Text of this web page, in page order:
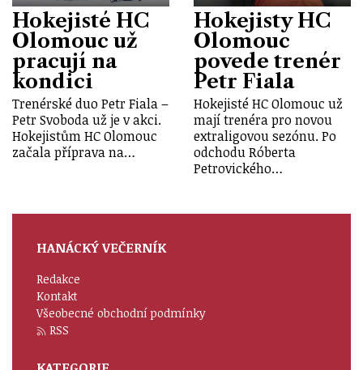
Hokejisté HC
Olomouc už
pracují na
kondici
Trenérské duo Petr Fiala –
Petr Svoboda už je v akci.
Hokejistům HC Olomouc
začala příprava na…
Hokejisty HC
Olomouc
povede trenér
Petr Fiala
Hokejisté HC Olomouc už
mají trenéra pro novou
extraligovou sezónu. Po
odchodu Róberta
Petrovického…
HANÁCKÝ VEČERNÍK
Redakce
Kontakt
Všeobecné obchodní podmínky
RSS